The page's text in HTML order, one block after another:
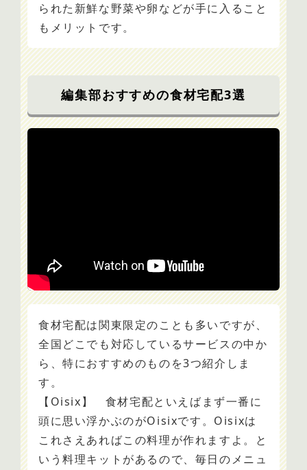
られた新鮮な野菜や卵などが手に入ること
もメリットです。
編集部おすすめの食材宅配3選
食材宅配は関東限定のことも多いですが、
全国どこでも対応しているサービスの中か
ら、特におすすめのものを3つ紹介しま
す。
【Oisix】 食材宅配といえばまず一番に
頭に思い浮かぶのがOisixです。Oisixは
これさえあればこの料理が作れますよ。と
いう料理キットがあるので、毎日のメニュ